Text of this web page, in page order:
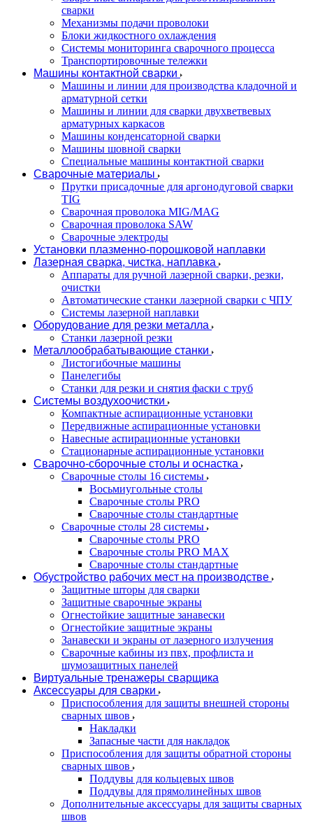
сварки
Механизмы подачи проволоки
Блоки жидкостного охлаждения
Системы мониторинга сварочного процесса
Транспортировочные тележки
Машины контактной сварки
Машины и линии для производства кладочной и
арматурной сетки
Машины и линии для сварки двухветвевых
арматурных каркасов
Машины конденсаторной сварки
Машины шовной сварки
Специальные машины контактной сварки
Сварочные материалы
Прутки присадочные для аргонодуговой сварки
TIG
Сварочная проволока MIG/MAG
Сварочная проволока SAW
Сварочные электроды
Установки плазменно-порошковой наплавки
Лазерная сварка, чистка, наплавка
Аппараты для ручной лазерной сварки, резки,
очистки
Автоматические станки лазерной сварки с ЧПУ
Системы лазерной наплавки
Оборудование для резки металла
Станки лазерной резки
Металлообрабатывающие станки
Листогибочные машины
Панелегибы
Станки для резки и снятия фаски с труб
Системы воздухоочистки
Компактные аспирационные установки
Передвижные аспирационные установки
Навесные аспирационные установки
Стационарные аспирационные установки
Сварочно-сборочные столы и оснастка
Сварочные столы 16 системы
Восьмиугольные столы
Сварочные столы PRO
Сварочные столы стандартные
Сварочные столы 28 системы
Сварочные столы PRO
Сварочные столы PRO MAX
Сварочные столы стандартные
Обустройство рабочих мест на производстве
Защитные шторы для сварки
Защитные сварочные экраны
Огнестойкие защитные занавески
Огнестойкие защитные экраны
Занавески и экраны от лазерного излучения
Сварочные кабины из пвх, профлиста и
шумозащитных панелей
Виртуальные тренажеры сварщика
Аксессуары для сварки
Приспособления для защиты внешней стороны
сварных швов
Накладки
Запасные части для накладок
Приспособления для защиты обратной стороны
сварных швов
Поддувы для кольцевых швов
Поддувы для прямолинейных швов
Дополнительные аксессуары для защиты сварных
швов